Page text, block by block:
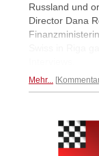
Russland und
Director Dana
Mehr...